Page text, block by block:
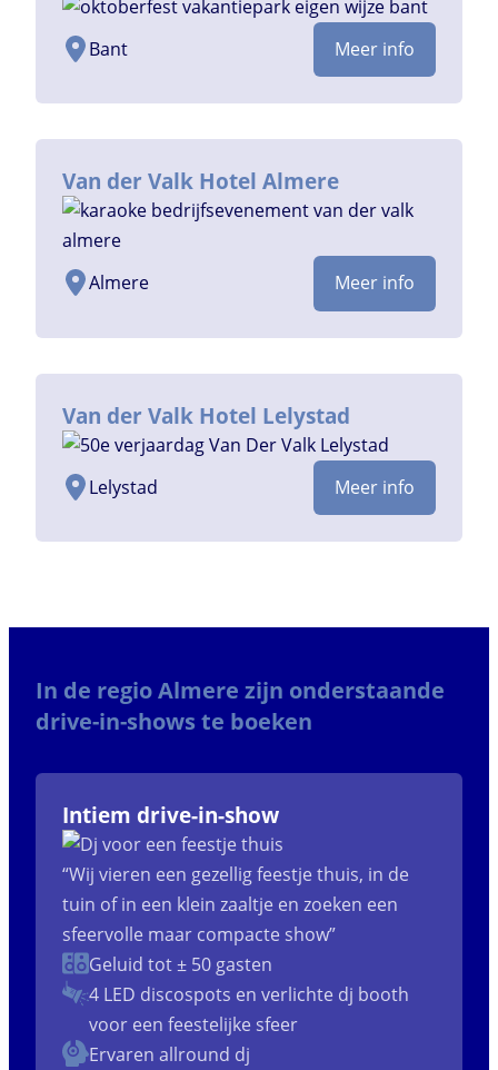
Bant Meer info
Van der Valk Hotel Almere
Almere Meer info
Van der Valk Hotel Lelystad
Lelystad Meer info
In de regio Almere zijn onderstaande
drive-in-shows te boeken
Intiem drive-in-show
“Wij vieren een gezellig feestje thuis, in de
tuin of in een klein zaaltje en zoeken een
sfeervolle maar compacte show”
Geluid tot ± 50 gasten
4 LED discospots en verlichte dj booth
voor een feestelijke sfeer
Ervaren allround dj